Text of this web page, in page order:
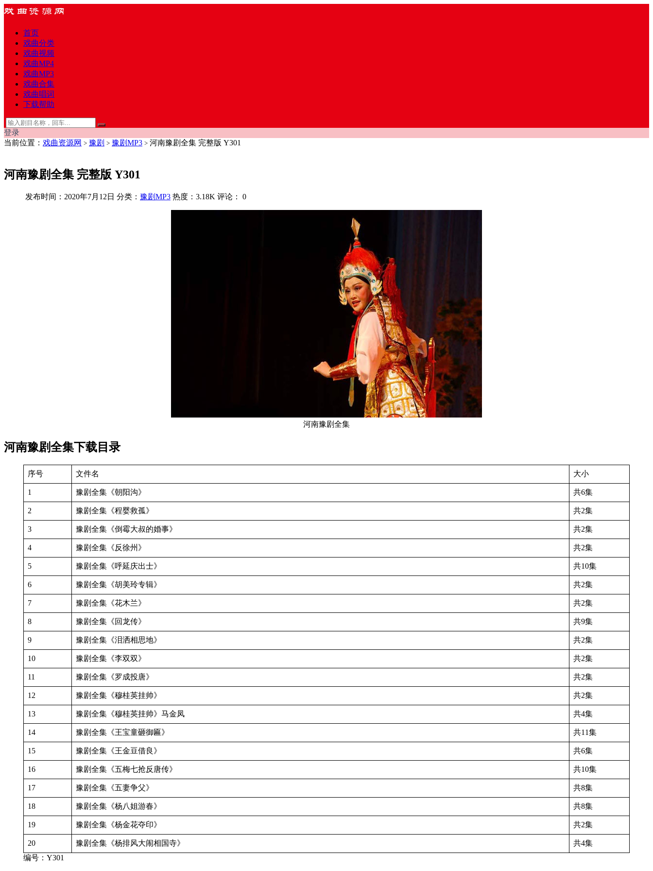
首页
戏曲分类
戏曲视频
戏曲MP4
戏曲MP3
戏曲合集
戏曲唱词
下载帮助
登录
当前位置： 戏曲资源网 > 豫剧 > 豫剧MP3 > 河南豫剧全集 完整版 Y301
河南豫剧全集 完整版 Y301
发布时间：2020年7月12日 分类： 豫剧MP3 热度：3.18K 评论： 0
河南豫剧全集
河南豫剧全集下载目录
序号 文件名 大小
1 豫剧全集《朝阳沟》 共6集
2 豫剧全集《程婴救孤》 共2集
3 豫剧全集《倒霉大叔的婚事》 共2集
4 豫剧全集《反徐州》 共2集
5 豫剧全集《呼延庆出士》 共10集
6 豫剧全集《胡美玲专辑》 共2集
7 豫剧全集《花木兰》 共2集
8 豫剧全集《回龙传》 共9集
9 豫剧全集《泪洒相思地》 共2集
10 豫剧全集《李双双》 共2集
11 豫剧全集《罗成投唐》 共2集
12 豫剧全集《穆桂英挂帅》 共2集
13 豫剧全集《穆桂英挂帅》马金凤 共4集
14 豫剧全集《王宝童砸御匾》 共11集
15 豫剧全集《王金豆借良》 共6集
16 豫剧全集《五梅七抢反唐传》 共10集
17 豫剧全集《五妻争父》 共8集
18 豫剧全集《杨八姐游春》 共8集
19 豫剧全集《杨金花夺印》 共2集
20 豫剧全集《杨排风大闹相国寺》
共4集
编号：Y301